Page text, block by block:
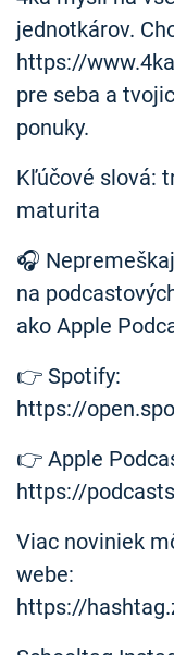
jednotkárov.
https://
pre seba a
ponuky.
Kľúčové slová:
maturita
🎧
na
ako Apple
👉 Spotify:
https://
👉 Apple
https://
Viac noviniek
webe:
https://